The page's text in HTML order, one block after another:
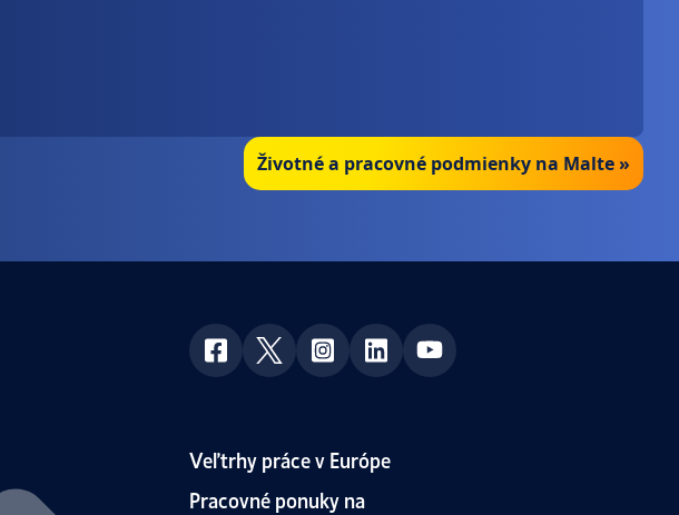
Životné a pracovné podmienky na Malte »
Veľtrhy práce v Európe
Pracovné ponuky na